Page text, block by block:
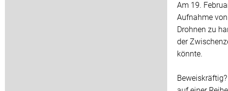
Am 19.
Aufnahme
Drohnen zu
der
könnte.